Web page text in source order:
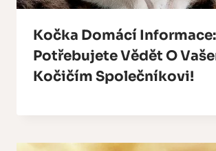
Kočka Domácí Informace:
Potřebujete Vědět O
Kočičím Společníkovi!